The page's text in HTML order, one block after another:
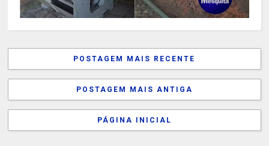
POSTAGEM MAIS RECENTE
POSTAGEM MAIS ANTIGA
PÁGINA INICIAL